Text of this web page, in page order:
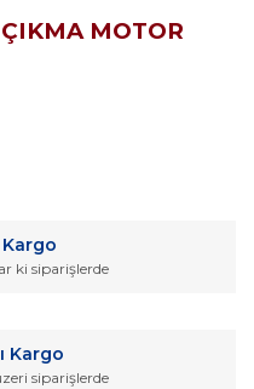
MOTOR
ederiz.
Kargo
ki siparişlerde
Kargo
siparişlerde